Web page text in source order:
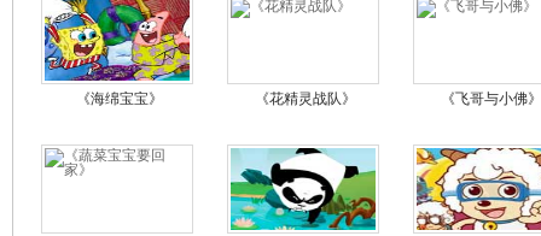
《海绵宝宝》 《花精灵战队》 《飞哥与小佛》